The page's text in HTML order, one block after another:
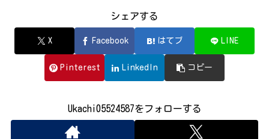
シェアする
X Facebook はてブ LINE
Pinterest LinkedIn コピー
Ukachi05524587をフォローする